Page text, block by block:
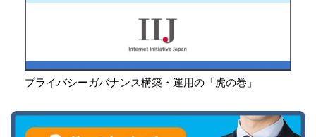
プライバシーガバナンス構築・運用の「虎の巻」